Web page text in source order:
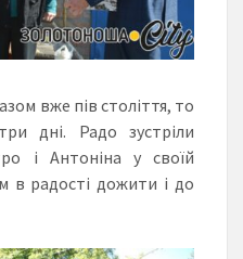
вже пів століття, то
дні. Радо зустріли
і Антоніна у своїй
в радості дожити і до